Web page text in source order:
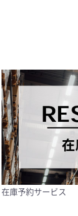
在庫予約サービス